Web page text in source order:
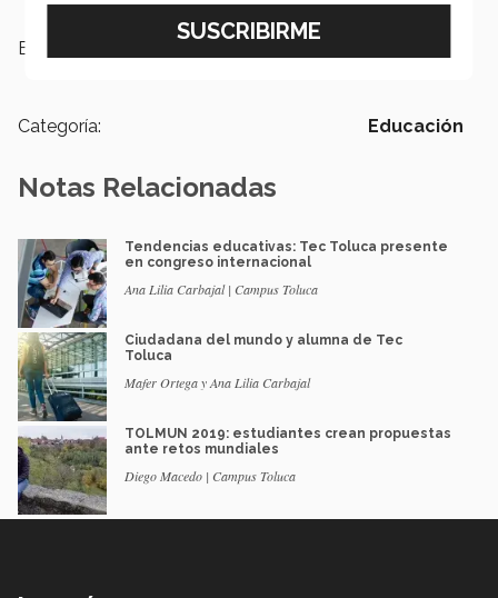
Etiquetas:
Categoría: Educación
Notas Relacionadas
Tendencias educativas: Tec Toluca presente
en congreso internacional
Ana Lilia Carbajal | Campus Toluca
Ciudadana del mundo y alumna de Tec
Toluca
Mafer Ortega y Ana Lilia Carbajal
TOLMUN 2019: estudiantes crean propuestas
ante retos mundiales
Diego Macedo | Campus Toluca